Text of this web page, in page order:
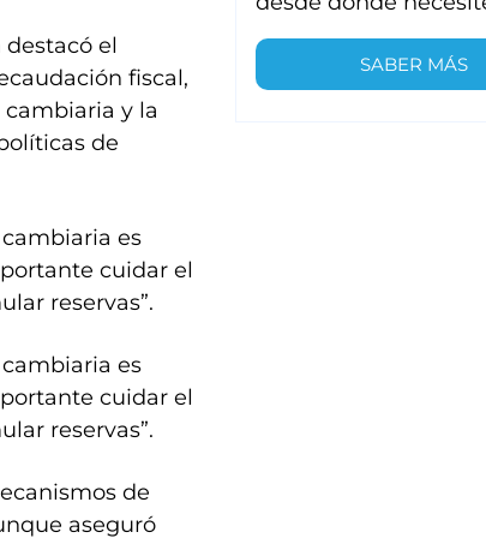
el
fiscal,
y la
de
es
cuidar el
reservas”.
es
cuidar el
reservas”.
de
aseguró
SABER MÁS